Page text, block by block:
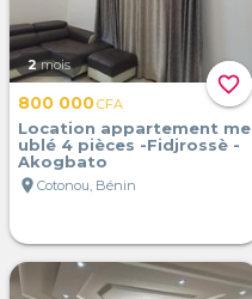
favorite_border
2 mois
800 000CFA
Location appartement me
ublé 4 pièces -Fidjrossè -
Akogbato
location_on Cotonou, Bénin